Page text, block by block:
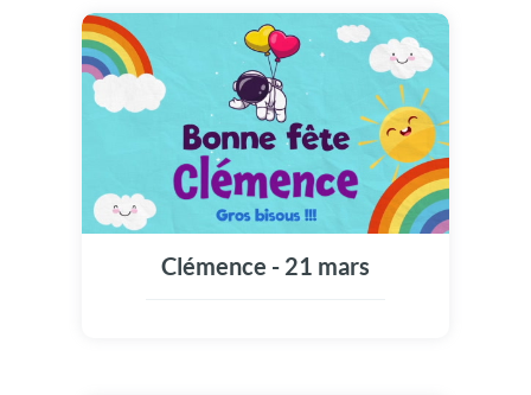
Clémence - 21 mars